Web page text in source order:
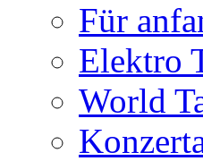
Für
Elektro
World